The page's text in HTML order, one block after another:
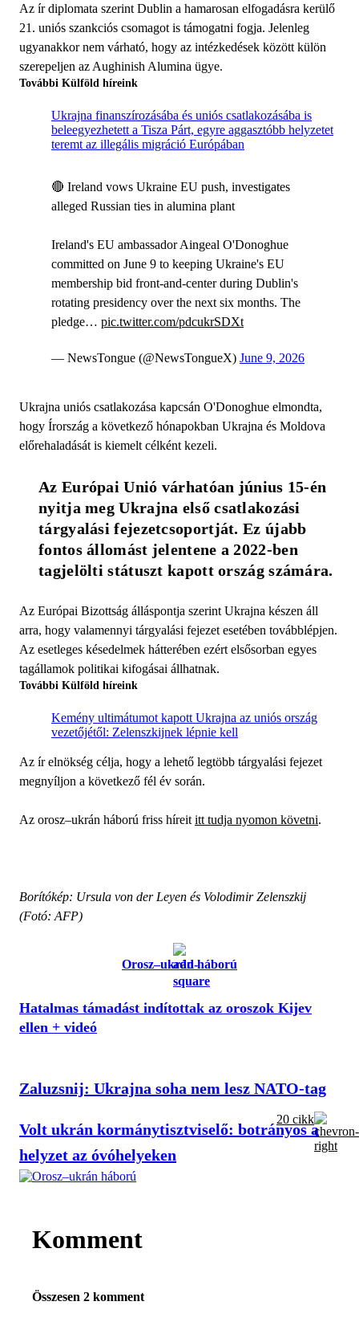
Az ír diplomata szerint Dublin a hamarosan elfogadásra kerülő
21. uniós szankciós csomagot is támogatni fogja. Jelenleg
ugyanakkor nem várható, hogy az intézkedések között külön
szerepeljen az Aughinish Alumina ügye.
További Külföld híreink
Ukrajna finanszírozásába és uniós csatlakozásába is
beleegyezhetett a Tisza Párt, egyre aggasztóbb helyzetet
teremt az illegális migráció Európában
🔴 Ireland vows Ukraine EU push, investigates
alleged Russian ties in alumina plant
Ireland's EU ambassador Aingeal O'Donoghue
committed on June 9 to keeping Ukraine's EU
membership bid front-and-center during Dublin's
rotating presidency over the next six months. The
pledge… pic.twitter.com/pdcukrSDXt
— NewsTongue (@NewsTongueX) June 9, 2026
Ukrajna uniós csatlakozása kapcsán O'Donoghue elmondta,
hogy Írország a következő hónapokban Ukrajna és Moldova
előrehaladását is kiemelt célként kezeli.
Az Európai Unió várhatóan június 15-én
nyitja meg Ukrajna első csatlakozási
tárgyalási fejezetcsoportját. Ez újabb
fontos állomást jelentene a 2022-ben
tagjelölti státuszt kapott ország számára.
Az Európai Bizottság álláspontja szerint Ukrajna készen áll
arra, hogy valamennyi tárgyalási fejezet esetében továbblépjen.
Az esetleges késedelmek hátterében ezért elsősorban egyes
tagállamok politikai kifogásai állhatnak.
További Külföld híreink
Kemény ultimátumot kapott Ukrajna az uniós ország
vezetőjétől: Zelenszkijnek lépnie kell
Az ír elnökség célja, hogy a lehető legtöbb tárgyalási fejezet
megnyíljon a következő fél év során.
Az orosz–ukrán háború friss híreit itt tudja nyomon követni.
Borítókép: Ursula von der Leyen és Volodimir Zelenszkij
(Fotó: AFP)
Orosz–ukrán háború
Hatalmas támadást indítottak az oroszok Kijev
ellen + videó
Zaluzsnij: Ukrajna soha nem lesz NATO-tag
Volt ukrán kormánytisztviselő: botrányos a
helyzet az óvóhelyeken
20 cikk
Komment
Összesen 2 komment